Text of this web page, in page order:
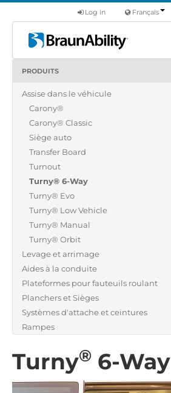
Français
Log in
Produits
Véhicules utilitaires
Nous
Trouver un revendeur
PRODUITS
Assise dans le véhicule
Carony®
Carony® Classic
Siège auto
Transfer Board
Turnout
Turny® 6-Way
Turny® Evo
Turny® Low Vehicle
Turny® Manual
Turny® Orbit
Levage et arrimage
Aides à la conduite
Plateformes pour fauteuils roulant
Planchers et Sièges
Systèmes d'attache et ceintures
Rampes
Turny® 6-Way